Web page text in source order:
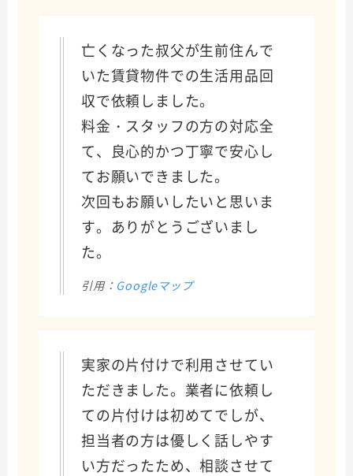
亡くなった叔父が生前住んで
いた賃貸物件での生活用品回
収で依頼しました。
料金・スタッフの方の対応全
て、良心的かつ丁寧で安心し
てお願いできました。
次回もお願いしたいと思いま
す。ありがとうございまし
た。
引用： Googleマップ
実家の片付けで利用させてい
ただきました。業者に依頼し
ての片付けは初めてでしが、
担当者の方は優しく話しやす
い方だったため、相談させて